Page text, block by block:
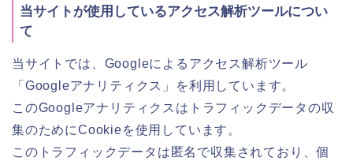
当サイトが使用しているアクセス解析ツールについ
て
当サイトでは、Googleによるアクセス解析ツール
「Googleアナリティクス」を利用しています。
このGoogleアナリティクスはトラフィックデータの収
集のためにCookieを使用しています。
このトラフィックデータは匿名で収集されており、個